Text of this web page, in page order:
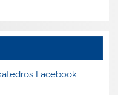
Facebook